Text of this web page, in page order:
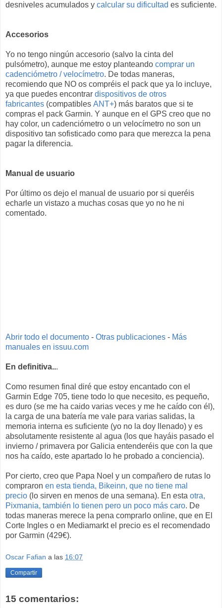
desniveles acumulados y calcular su dificultad es suficiente.
Accesorios
Yo no tengo ningún accesorio (salvo la cinta del
pulsómetro), aunque me estoy planteando comprar un
cadenciómetro / velocímetro. De todas maneras,
recomiendo que NO os compréis el pack que ya lo incluye,
ya que puedes encontrar dispositivos de otros
fabricantes (compatibles ANT+) más baratos que si te
compras el pack Garmin. Y aunque en el GPS creo que no
hay color, un cadenciómetro o un velocímetro no son un
dispositivo tan sofisticado como para que merezca la pena
pagar la diferencia.
Manual de usuario
Por último os dejo el manual de usuario por si queréis
echarle un vistazo a muchas cosas que yo no he ni
comentado.
Abrir todo el documento - Otras publicaciones - Más
manuales en issuu.com
En definitiva...
Como resumen final diré que estoy encantado con el
Garmin Edge 705, tiene todo lo que necesito, es pequeño,
es duro (se me ha caido varias veces y me he caído con él),
la carga de una batería me vale para varias salidas, la
memoria interna es suficiente (yo no la doy llenado) y es
absolutamente resistente al agua (los que hayáis pasado el
invierno / primavera por Galicia entenderéis que con la que
nos ha caído, este apartado lo he probado a conciencia).
Por cierto, creo que Papa Noel y un compañero de rutas lo
compraron en esta tienda, Bikeinn, que no tiene mal
precio (lo sirven en menos de una semana). En esta otra,
Pixmania, también lo tienen pero un poco más caro. De
todas maneras merece la pena comprarlo online, que en El
Corte Ingles o en Mediamarkt el precio es el recomendado
por Garmin (429€).
Oscar Fafian a las 16:07
Compartir
15 comentarios: